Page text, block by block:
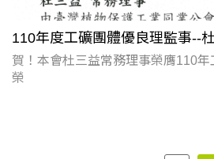
110年度工礦團體優良理監事--
賀！本會杜三益常務理事榮膺110
榮